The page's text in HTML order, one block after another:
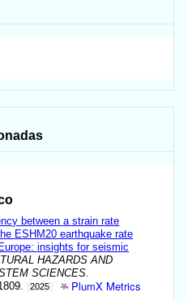
between a strain rate
ESHM20 earthquake rate
insights for seismic
HAZARDS AND
SCIENCES
2025 PlumX Metrics